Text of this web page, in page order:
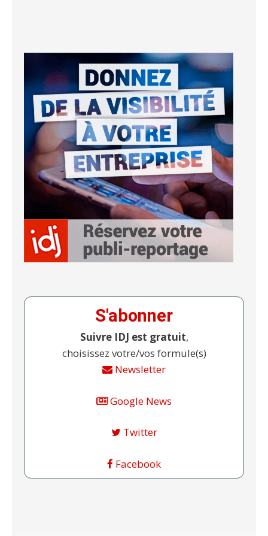
S'abonner
Suivre IDJ est gratuit,
choisissez votre/vos formule(s)
Newsletter
Google News
Twitter
Facebook